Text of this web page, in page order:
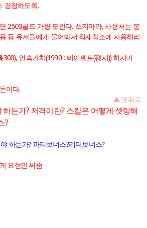
경청하도록.
2500골드 가량 모인다. 쓰지마라. 사용처는 봉
등 유저들에게 물어봐서 적재적소에 사용해라
연속가챠(1990 : 비이벤트(평시)) 하지마
이다.
▲ 맨위로
는가? 저격이란? 스킬은 어떻게 셋팅해
?
하는가? 파티보너스?리더보너스?
요점만 써줌